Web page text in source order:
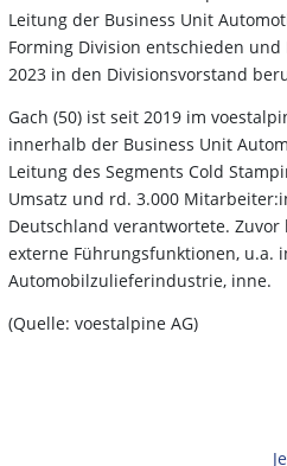
Leitung der Business Unit
Forming Division entschieden
2023 in den Divisionsvorstand
Gach (50) ist seit 2019 im
innerhalb der Business Unit
Leitung des Segments Cold
Umsatz und rd. 3.000
Deutschland verantwortete.
externe Führungsfunktionen, u.a.
Automobilzulieferindustrie, inne.
(Quelle: voestalpine AG)